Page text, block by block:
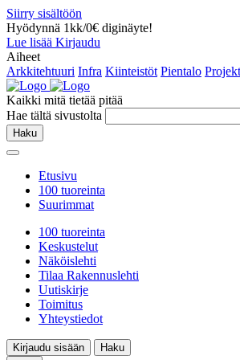
Siirry sisältöön
Hyödynnä 1kk/0€ diginäyte!
Lue lisää Kirjaudu
Aiheet
Arkkitehtuuri Infra Kiinteistöt Pientalo
Kaikki mitä tietää pitää
Hae tältä sivustolta
Haku
Etusivu
100 tuoreinta
Suurimmat
100 tuoreinta
Keskustelut
Näköislehti
Tilaa Rakennuslehti
Uutiskirje
Toimitus
Yhteystiedot
Kirjaudu sisään
Haku